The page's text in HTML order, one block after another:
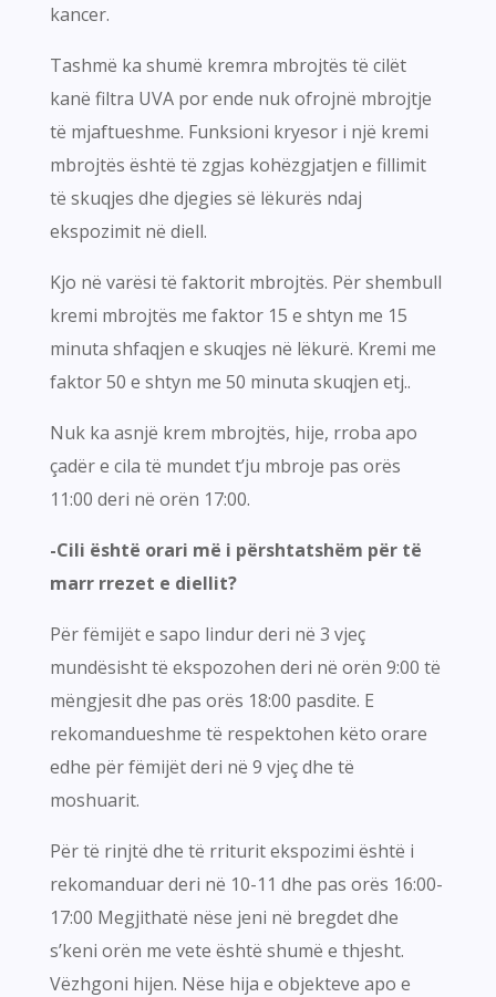
kancer.
Tashmë ka shumë kremra mbrojtës të cilët
kanë filtra UVA por ende nuk ofrojnë mbrojtje
të mjaftueshme. Funksioni kryesor i një kremi
mbrojtës është të zgjas kohëzgjatjen e fillimit
të skuqjes dhe djegies së lëkurës ndaj
ekspozimit në diell.
Kjo në varësi të faktorit mbrojtës. Për shembull
kremi mbrojtës me faktor 15 e shtyn me 15
minuta shfaqjen e skuqjes në lëkurë. Kremi me
faktor 50 e shtyn me 50 minuta skuqjen etj..
Nuk ka asnjë krem mbrojtës, hije, rroba apo
çadër e cila të mundet t’ju mbroje pas orës
11:00 deri në orën 17:00.
-Cili është orari më i përshtatshëm për të
marr rrezet e diellit?
Për fëmijët e sapo lindur deri në 3 vjeç
mundësisht të ekspozohen deri në orën 9:00 të
mëngjesit dhe pas orës 18:00 pasdite. E
rekomandueshme të respektohen këto orare
edhe për fëmijët deri në 9 vjeç dhe të
moshuarit.
Për të rinjtë dhe të rriturit ekspozimi është i
rekomanduar deri në 10-11 dhe pas orës 16:00-
17:00 Megjithatë nëse jeni në bregdet dhe
s’keni orën me vete është shumë e thjesht.
Vëzhgoni hijen. Nëse hija e objekteve apo e